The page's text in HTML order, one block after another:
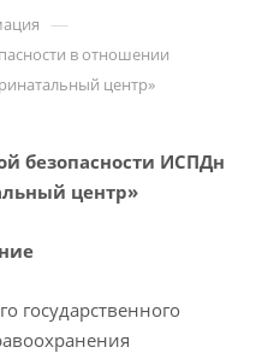
—
в отношении
центр»
безопасности ИСПДн
центр»
государственного